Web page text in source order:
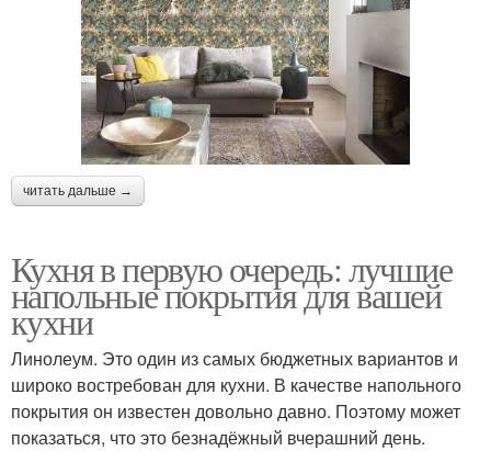
читать дальше →
Кухня в первую очередь: лучшие
напольные покрытия для вашей
кухни
Линолеум. Это один из самых бюджетных вариантов и
широко востребован для кухни. В качестве напольного
покрытия он известен довольно давно. Поэтому может
показаться, что это безнадёжный вчерашний день.